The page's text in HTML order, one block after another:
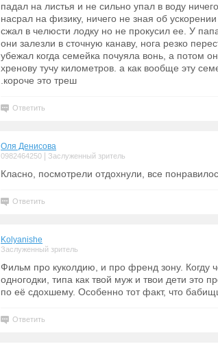
падал на листья и не сильно упал в воду
насрал на физику, ничего не зная об
сжал в челюсти лодку но не прокусил ее. У
они залезли в сточную канаву, нога резко
убежал когда семейка почуяла вонь, а потом
хренову тучу километров. а как вообще эту
.короче это треш
Ответить
Оля Денисова
0982464250 Заслуженный зритель
Класно, посмотрели отдохнули, все
Ответить
Kolyanishe
Заслуженный зритель
Фильм про куколдию, и про френд зону. Когду
одногодки, типа как твой муж и твои дети это
по её сдохшему. Особенно тот факт, что
Ответить